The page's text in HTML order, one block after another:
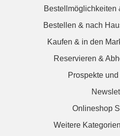
Bestellmöglichkeiten
Bestellen & nach
Kaufen & in den
Reservieren &
Prospekte
Onlineshop
Weitere